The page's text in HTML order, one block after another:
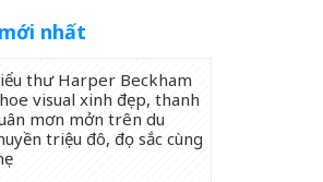
nhất
thư Harper Beckham
visual xinh đẹp, thanh
mơn mởn trên du
triệu đô, đọ sắc cùng